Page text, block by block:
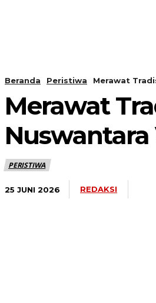
Beranda Peristiwa Merawat
Merawat
Nuswantara
PERISTIWA
25 JUNI 2026 REDAKSI